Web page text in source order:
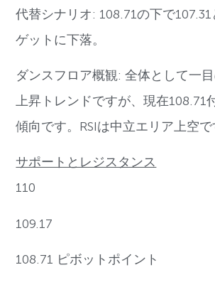
代替シナリオ: 108.71の下で
ゲットに下落。
ダンスフロア概観: 全体として一
上昇トレンドですが、現在108.71
傾向です。RSIは中立エリア上空で
サポートとレジスタンス
110
109.17
108.71 ピボットポイント